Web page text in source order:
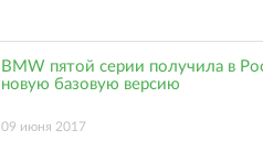
BMW пятой серии получила в
новую базовую версию
09 июня 2017